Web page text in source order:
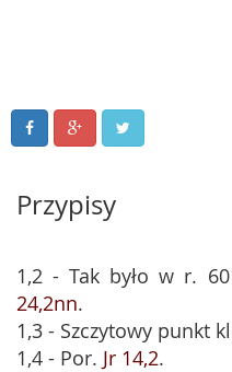
Przypisy
1,2 - Tak było w r.
24,2nn.
1,3 - Szczytowy punkt
1,4 - Por. Jr 14,2.